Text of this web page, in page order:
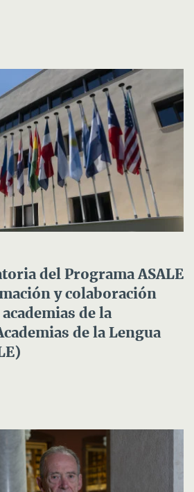
del Programa ASALE
y colaboración
de la
de la Lengua